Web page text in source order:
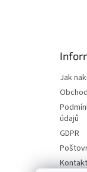
Jak
údajů
GDPR